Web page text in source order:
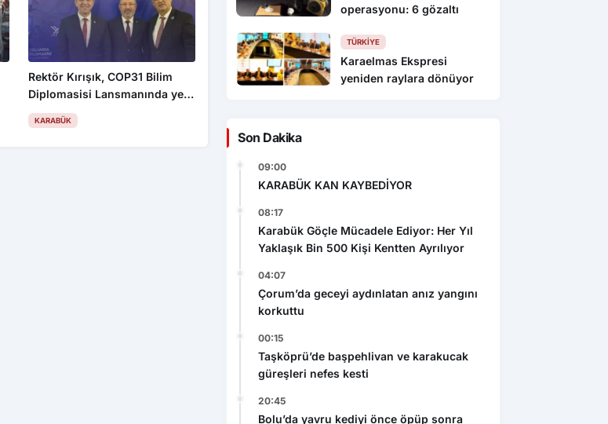
Rektör Kırışık, COP31 Bilim
Diplomasisi Lansmanında yer
aldı
KARABÜK
operasyonu: 6 gözaltı
TÜRKIYE
Karaelmas Ekspresi
yeniden raylara dönüyor
Son Dakika
09:00
KARABÜK KAN KAYBEDİYOR
08:17
Karabük Göçle Mücadele Ediyor: Her Yıl
Yaklaşık Bin 500 Kişi Kentten Ayrılıyor
04:07
Çorum’da geceyi aydınlatan anız yangını
korkuttu
00:15
Taşköprü’de başpehlivan ve karakucak
güreşleri nefes kesti
20:45
Bolu’da yavru kediyi önce öpüp sonra